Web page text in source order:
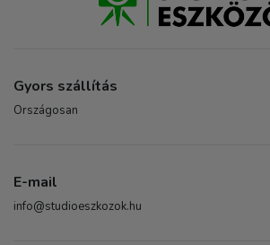
Gyors szállítás
Országosan
E-mail
info@studioeszkozok.hu